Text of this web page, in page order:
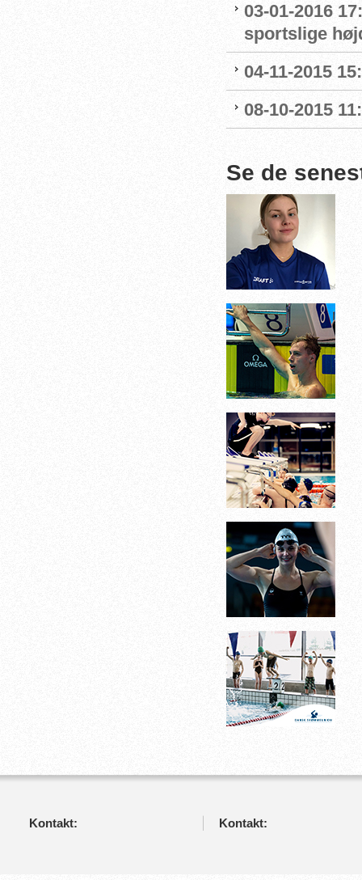
03-01-2016
sportslige
04-11-2015
08-10-2015
Se de
Kontakt: Kontakt: